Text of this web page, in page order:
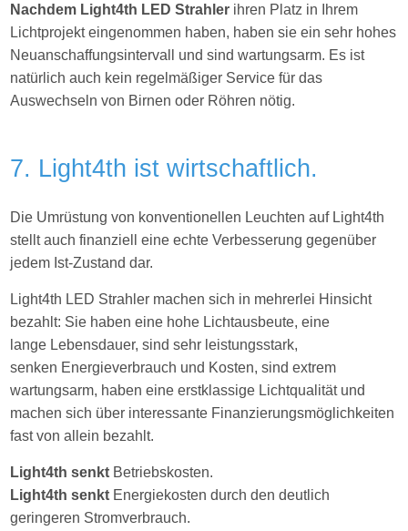
Nachdem Light4th LED Strahler ihren Platz in Ihrem
Lichtprojekt eingenommen haben, haben sie ein sehr hohes
Neuanschaffungsintervall und sind wartungsarm. Es ist
natürlich auch kein regelmäßiger Service für das
Auswechseln von Birnen oder Röhren nötig.
7. Light4th ist wirtschaftlich.
Die Umrüstung von konventionellen Leuchten auf Light4th
stellt auch finanziell eine echte Verbesserung gegenüber
jedem Ist-Zustand dar.
Light4th LED Strahler machen sich in mehrerlei Hinsicht
bezahlt: Sie haben eine hohe Lichtausbeute, eine
lange Lebensdauer, sind sehr leistungsstark,
senken Energieverbrauch und Kosten, sind extrem
wartungsarm, haben eine erstklassige Lichtqualität und
machen sich über interessante Finanzierungsmöglichkeiten
fast von allein bezahlt.
Light4th senkt Betriebskosten.
Light4th senkt Energiekosten durch den deutlich
geringeren Stromverbrauch.